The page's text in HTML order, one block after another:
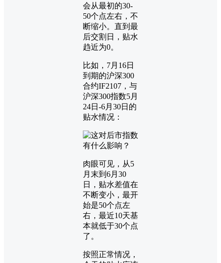
会从最初的30-
50个点左右，不
断缩小。直到最
后交割日，贴水
趋近为0。
比如，7月16日
到期的沪深300
合约IF2107，与
沪深300指数5月
24日-6月30日的
贴水情况：
肉眼可见，从5
月末到6月30
日，贴水差值在
不断变小，最开
始是50个点左
右，最近10天基
本就低于30个点
了。
按照正常情况，